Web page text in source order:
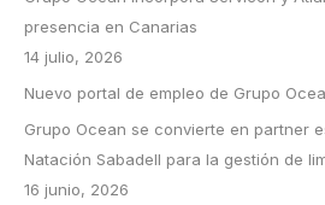
presencia en Canarias
14 julio, 2026
Nuevo portal de empleo de Grupo
Grupo Ocean se convierte en partner
Natación Sabadell para la gestión de
16 junio, 2026